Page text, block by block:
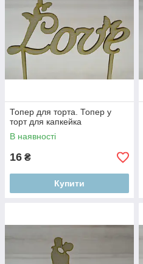
Топер для торта. Топер у
торт для капкейка
В наявності
16 ₴
Купити